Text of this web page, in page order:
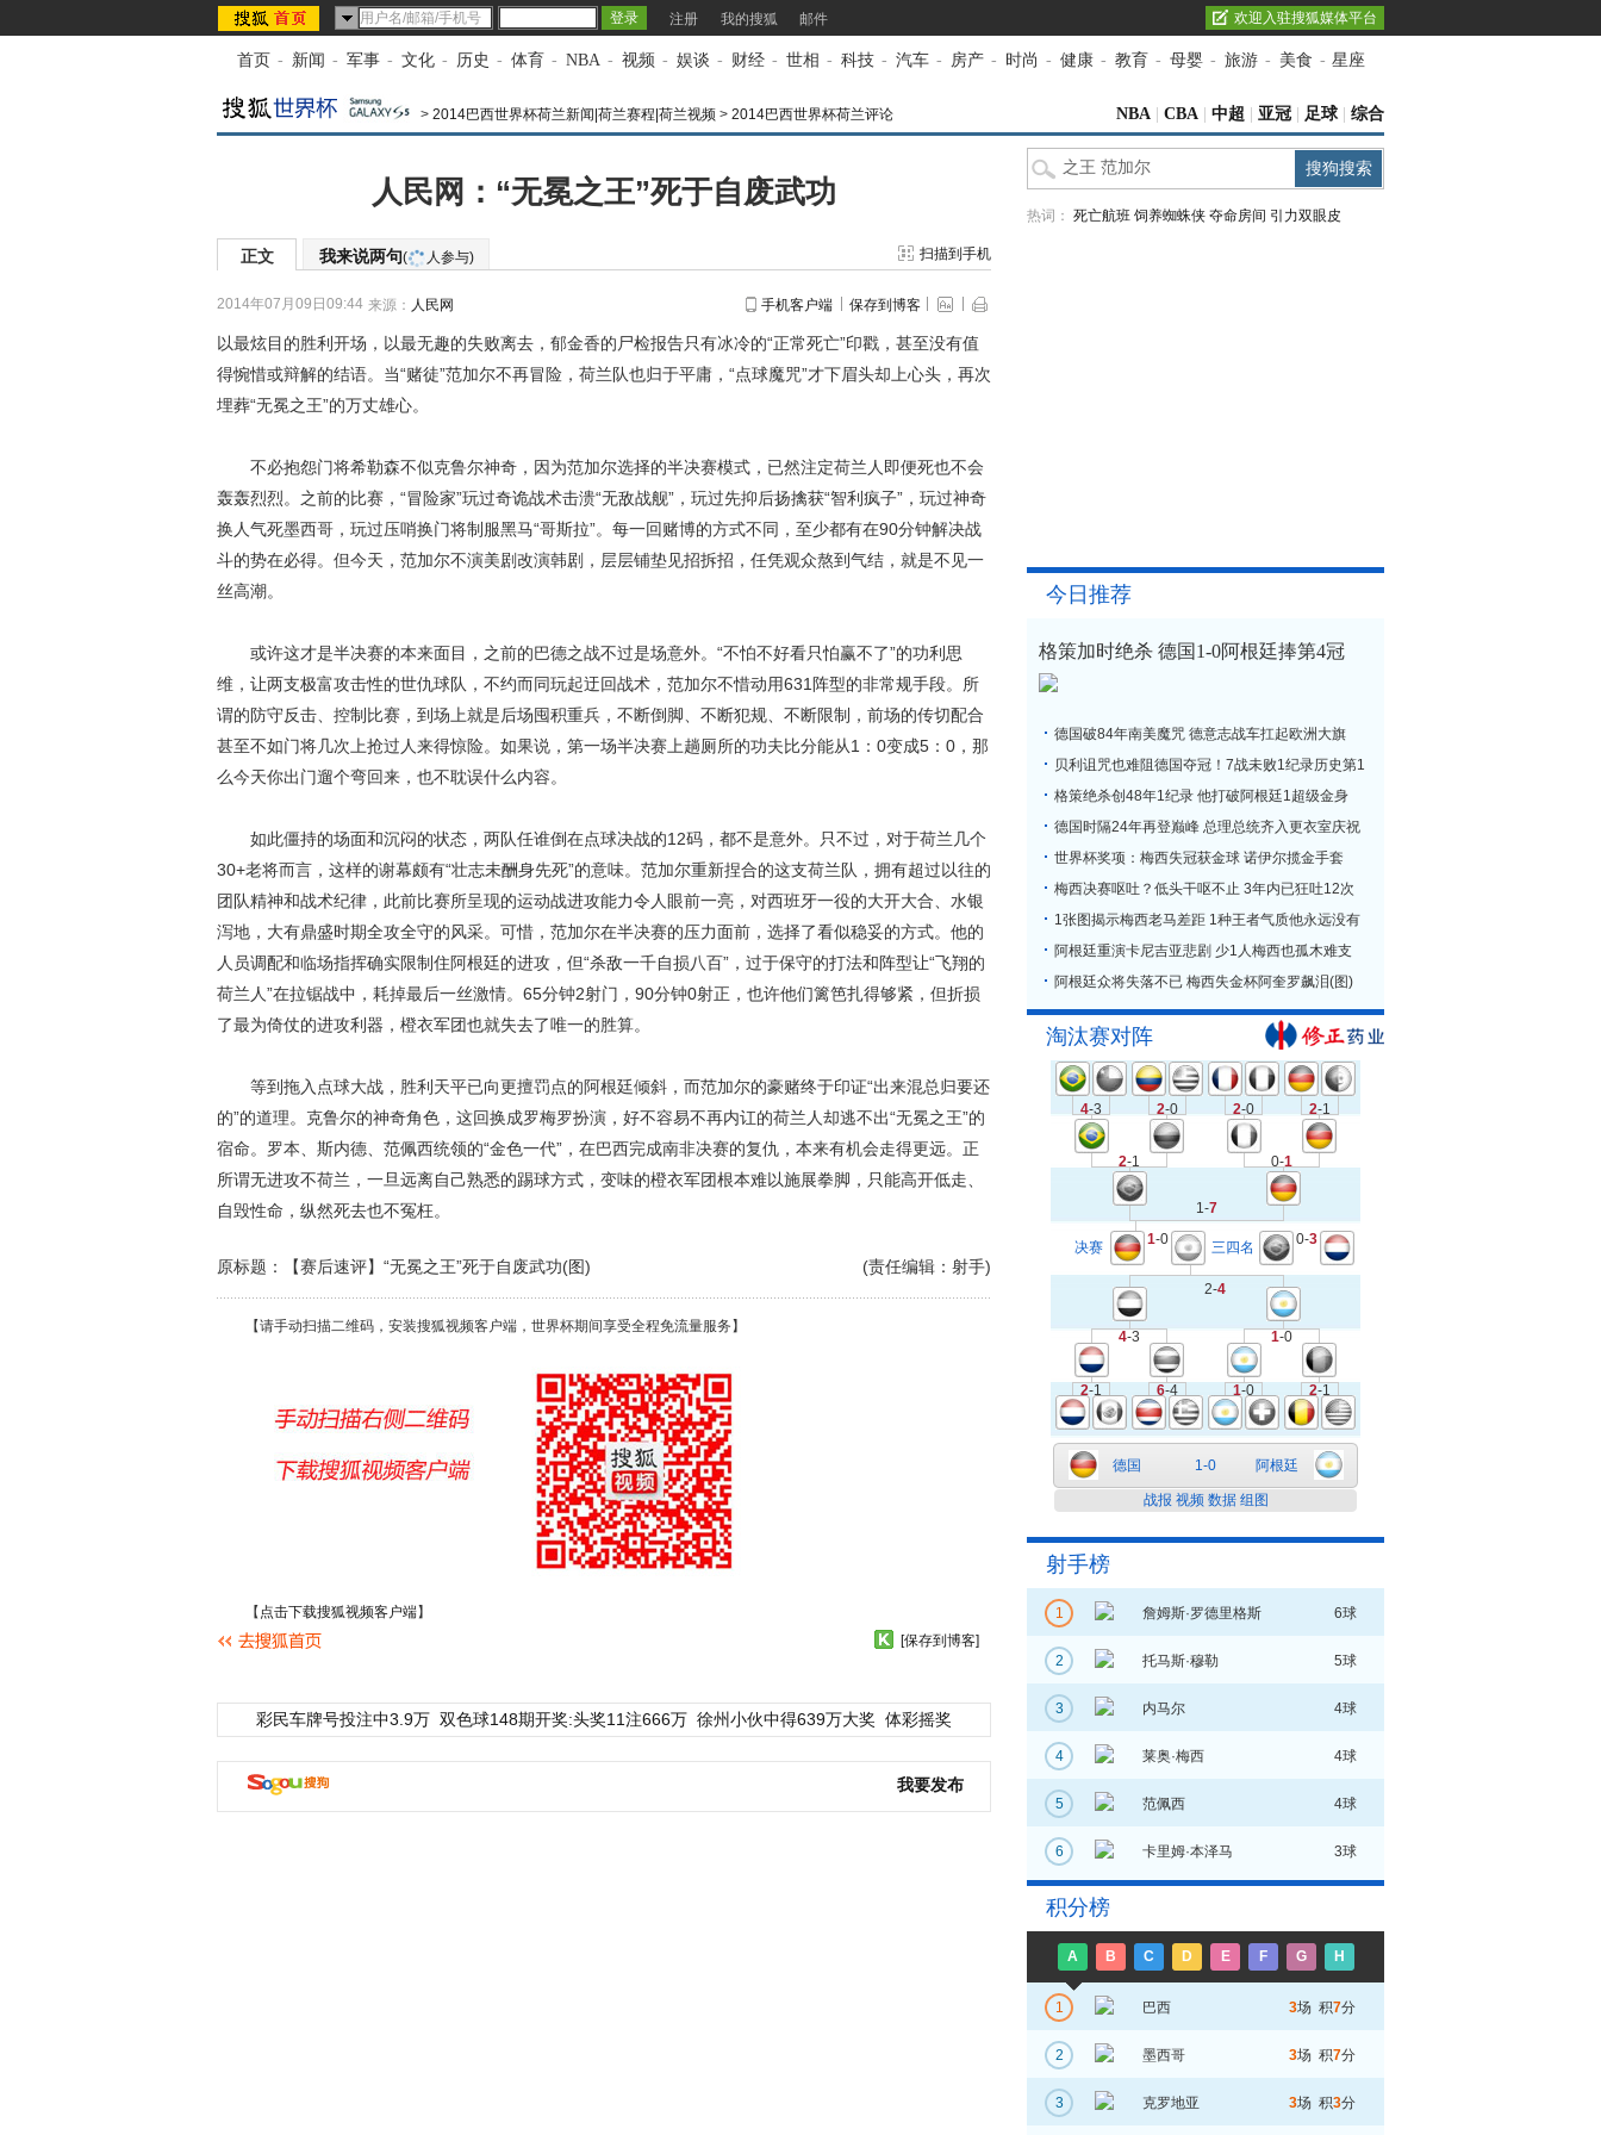
注册 我的搜狐 邮件 欢迎入驻搜狐媒体平台
首页 - 新闻 - 军事 - 文化 - 历史 - 体育 - NBA - 视频 - 娱谈 - 财经 - 世相 - 科技 - 汽车 - 房产 - 时尚 - 健康 - 教育 - 母婴 - 旅游 - 美食 - 星座
> 2014巴西世界杯荷兰新闻|荷兰赛程|荷兰视频 > 2014巴西世界杯荷兰评论 NBA CBA 中超 亚冠 足球 综合
人民网：“无冕之王”死于自废武功
正文 我来说两句( 人参与) 扫描到手机
2014年07月09日09:44 来源： 人民网 手机客户端 保存到博客
以最炫目的胜利开场，以最无趣的失败离去，郁金香的尸检报告只有冰冷的“正常死亡”印戳，甚至没有值
得惋惜或辩解的结语。当“赌徒”范加尔不再冒险，荷兰队也归于平庸，“点球魔咒”才下眉头却上心头，再次
埋葬“无冕之王”的万丈雄心。
不必抱怨门将希勒森不似克鲁尔神奇，因为范加尔选择的半决赛模式，已然注定荷兰人即便死也不会
轰轰烈烈。之前的比赛，“冒险家”玩过奇诡战术击溃“无敌战舰”，玩过先抑后扬擒获“智利疯子”，玩过神奇
换人气死墨西哥，玩过压哨换门将制服黑马“哥斯拉”。每一回赌博的方式不同，至少都有在90分钟解决战
斗的势在必得。但今天，范加尔不演美剧改演韩剧，层层铺垫见招拆招，任凭观众熬到气结，就是不见一
丝高潮。
或许这才是半决赛的本来面目，之前的巴德之战不过是场意外。“不怕不好看只怕赢不了”的功利思
维，让两支极富攻击性的世仇球队，不约而同玩起迂回战术，范加尔不惜动用631阵型的非常规手段。所
谓的防守反击、控制比赛，到场上就是后场囤积重兵，不断倒脚、不断犯规、不断限制，前场的传切配合
甚至不如门将几次上抢过人来得惊险。如果说，第一场半决赛上趟厕所的功夫比分能从1：0变成5：0，那
么今天你出门遛个弯回来，也不耽误什么内容。
如此僵持的场面和沉闷的状态，两队任谁倒在点球决战的12码，都不是意外。只不过，对于荷兰几个
30+老将而言，这样的谢幕颇有“壮志未酬身先死”的意味。范加尔重新捏合的这支荷兰队，拥有超过以往的
团队精神和战术纪律，此前比赛所呈现的运动战进攻能力令人眼前一亮，对西班牙一役的大开大合、水银
泻地，大有鼎盛时期全攻全守的风采。可惜，范加尔在半决赛的压力面前，选择了看似稳妥的方式。他的
人员调配和临场指挥确实限制住阿根廷的进攻，但“杀敌一千自损八百”，过于保守的打法和阵型让“飞翔的
荷兰人”在拉锯战中，耗掉最后一丝激情。65分钟2射门，90分钟0射正，也许他们篱笆扎得够紧，但折损
了最为倚仗的进攻利器，橙衣军团也就失去了唯一的胜算。
等到拖入点球大战，胜利天平已向更擅罚点的阿根廷倾斜，而范加尔的豪赌终于印证“出来混总归要还
的”的道理。克鲁尔的神奇角色，这回换成罗梅罗扮演，好不容易不再内讧的荷兰人却逃不出“无冕之王”的
宿命。罗本、斯内德、范佩西统领的“金色一代”，在巴西完成南非决赛的复仇，本来有机会走得更远。正
所谓无进攻不荷兰，一旦远离自己熟悉的踢球方式，变味的橙衣军团根本难以施展拳脚，只能高开低走、
自毁性命，纵然死去也不冤枉。
(责任编辑：射手)
原标题：【赛后速评】“无冕之王”死于自废武功(图)
【请手动扫描二维码，安装搜狐视频客户端，世界杯期间享受全程免流量服务】
【 点击下载搜狐视频客户端】
[保存到博客]
彩民车牌号投注中3.9万 双色球148期开奖:头奖11注666万 徐州小伙中得639万大奖 体彩摇奖
我要发布
热词： 死亡航班 饲养蜘蛛侠 夺命房间 引力双眼皮
今日推荐
格策加时绝杀 德国1-0阿根廷捧第4冠
德国破84年南美魔咒 德意志战车扛起欧洲大旗
贝利诅咒也难阻德国夺冠！7战未败1纪录历史第1
格策绝杀创48年1纪录 他打破阿根廷1超级金身
德国时隔24年再登巅峰 总理总统齐入更衣室庆祝
世界杯奖项：梅西失冠获金球 诺伊尔揽金手套
梅西决赛呕吐？低头干呕不止 3年内已狂吐12次
1张图揭示梅西老马差距 1种王者气质他永远没有
阿根廷重演卡尼吉亚悲剧 少1人梅西也孤木难支
阿根廷众将失落不已 梅西失金杯阿奎罗飙泪(图)
淘汰赛对阵
4-3 2-0 2-0 2-1
2-1 0-1
1-7
2-4
4-3 1-0
2-1 6-4 1-0 2-1
1-0 0-3
决赛 三四名
德国 1-0 阿根廷
战报 视频 数据 组图
射手榜
1 詹姆斯·罗德里格斯 6球
2 托马斯·穆勒 5球
3 内马尔 4球
4 莱奥·梅西 4球
5 范佩西 4球
6 卡里姆·本泽马 3球
积分榜
A B C D E F G H
1 巴西 3场 积7分
2 墨西哥 3场 积7分
3 克罗地亚 3场 积3分